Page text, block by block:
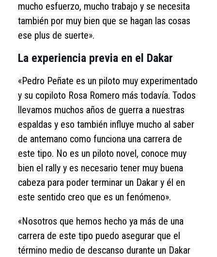
mucho esfuerzo, mucho trabajo y se necesita
también por muy bien que se hagan las cosas
ese plus de suerte».
La experiencia previa en el Dakar
«Pedro Peñate es un piloto muy experimentado
y su copiloto Rosa Romero más todavía. Todos
llevamos muchos años de guerra a nuestras
espaldas y eso también influye mucho al saber
de antemano como funciona una carrera de
este tipo. No es un piloto novel, conoce muy
bien el rally y es necesario tener muy buena
cabeza para poder terminar un Dakar y él en
este sentido creo que es un fenómeno».
«Nosotros que hemos hecho ya más de una
carrera de este tipo puedo asegurar que el
término medio de descanso durante un Dakar